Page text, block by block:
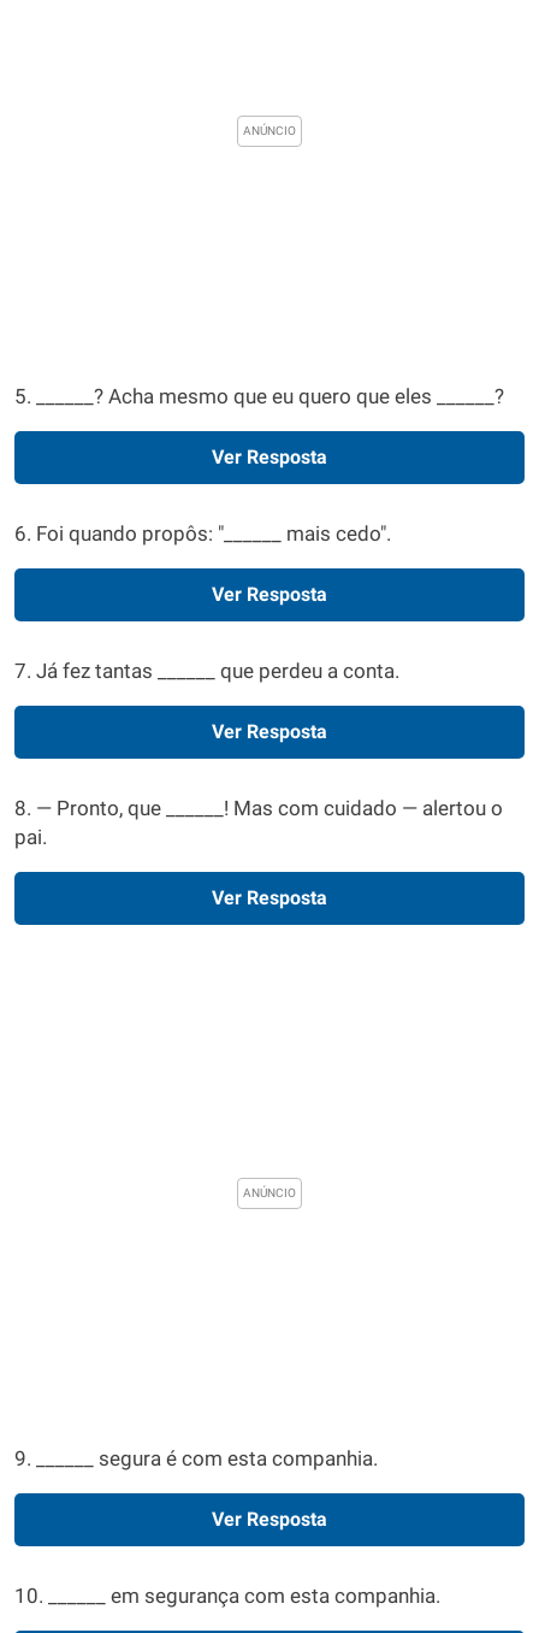
5. ______? Acha mesmo que eu quero que eles ______?
Ver Resposta
6. Foi quando propôs: "______ mais cedo".
Ver Resposta
7. Já fez tantas ______ que perdeu a conta.
Ver Resposta
8. — Pronto, que ______! Mas com cuidado — alertou o
pai.
Ver Resposta
9. ______ segura é com esta companhia.
Ver Resposta
10. ______ em segurança com esta companhia.